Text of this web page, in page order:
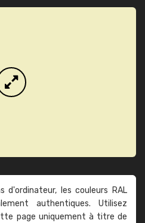
d'ordinateur, les couleurs RAL
authentiques. Utilisez
page uniquement à titre de